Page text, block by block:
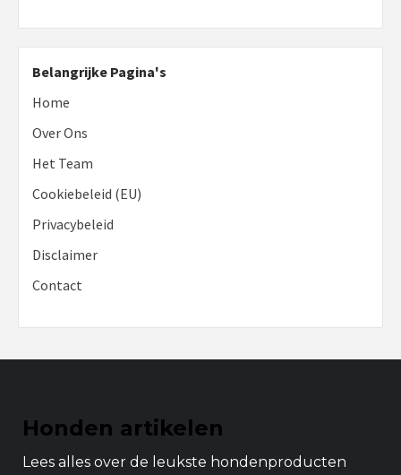
Belangrijke Pagina's
Home
Over Ons
Het Team
Cookiebeleid (EU)
Privacybeleid
Disclaimer
Contact
Honden artikelen
Lees alles over de leukste hondenproducten